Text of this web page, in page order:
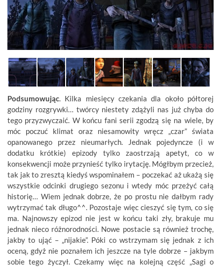
Podsumowując. Kilka miesięcy czekania dla około półtorej
godziny rozgrywki… twórcy niestety zdążyli nas już chyba do
tego przyzwyczaić. W końcu fani serii zgodzą się na wiele, by
móc poczuć klimat oraz niesamowity wręcz „czar” świata
opanowanego przez nieumarłych. Jednak pojedyncze (i w
dodatku krótkie) epizody tylko zaostrzają apetyt, co w
konsekwencji może przynieść tylko irytację. Mógłbym przecież,
tak jak to zresztą kiedyś wspominałem – poczekać aż ukażą się
wszystkie odcinki drugiego sezonu i wtedy móc przeżyć całą
historię… Wiem jednak dobrze, że po prostu nie dałbym rady
wytrzymać tak długo^^. Pozostaje więc cieszyć się tym, co się
ma. Najnowszy epizod nie jest w końcu taki zły, brakuje mu
jednak nieco różnorodności. Nowe postacie są również trochę,
jakby to ująć – „nijakie”. Póki co wstrzymam się jednak z ich
oceną, gdyż nie poznałem ich jeszcze na tyle dobrze – jakbym
sobie tego życzył. Czekamy więc na kolejną część „Sagi o